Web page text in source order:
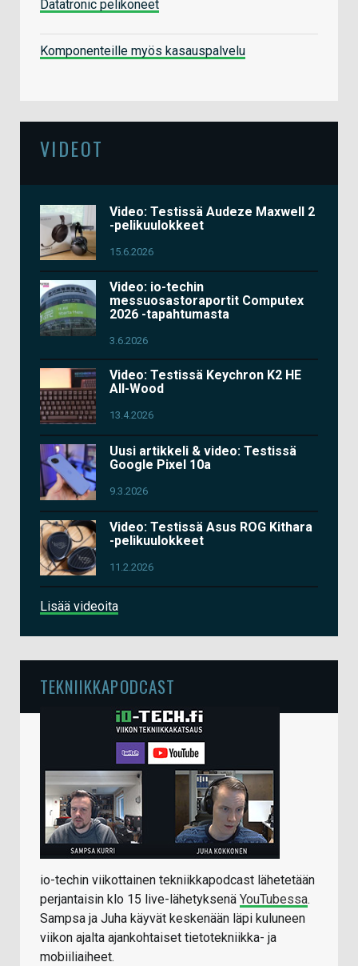
Datatronic pelikoneet
Komponenteille myös kasauspalvelu
VIDEOT
Video: Testissä Audeze Maxwell 2
-pelikuulokkeet
15.6.2026
Video: io-techin
messuosastoraportit Computex
2026 -tapahtumasta
3.6.2026
Video: Testissä Keychron K2 HE
All-Wood
13.4.2026
Uusi artikkeli & video: Testissä
Google Pixel 10a
9.3.2026
Video: Testissä Asus ROG Kithara
-pelikuulokkeet
11.2.2026
Lisää videoita
TEKNIIKKAPODCAST
io-techin viikottainen tekniikkapodcast lähetetään
perjantaisin klo 15 live-lähetyksenä YouTubessa.
Sampsa ja Juha käyvät keskenään läpi kuluneen
viikon ajalta ajankohtaiset tietotekniikka- ja
mobiiliaiheet.